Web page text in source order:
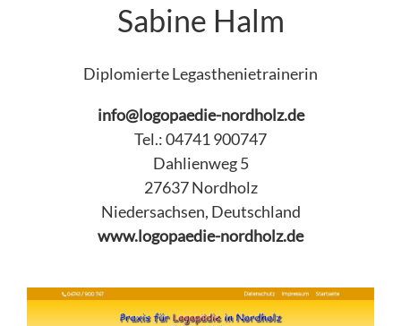
Sabine Halm
Diplomierte Legasthenietrainerin
info@logopaedie-nordholz.de
Tel.: 04741 900747
Dahlienweg 5
27637 Nordholz
Niedersachsen, Deutschland
www.logopaedie-nordholz.de